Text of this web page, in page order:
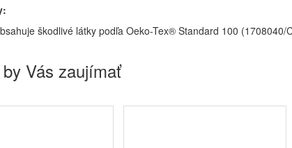
škodlivé látky podľa Oeko-Tex® Standard 100 (1708040/
Vás zaujímať